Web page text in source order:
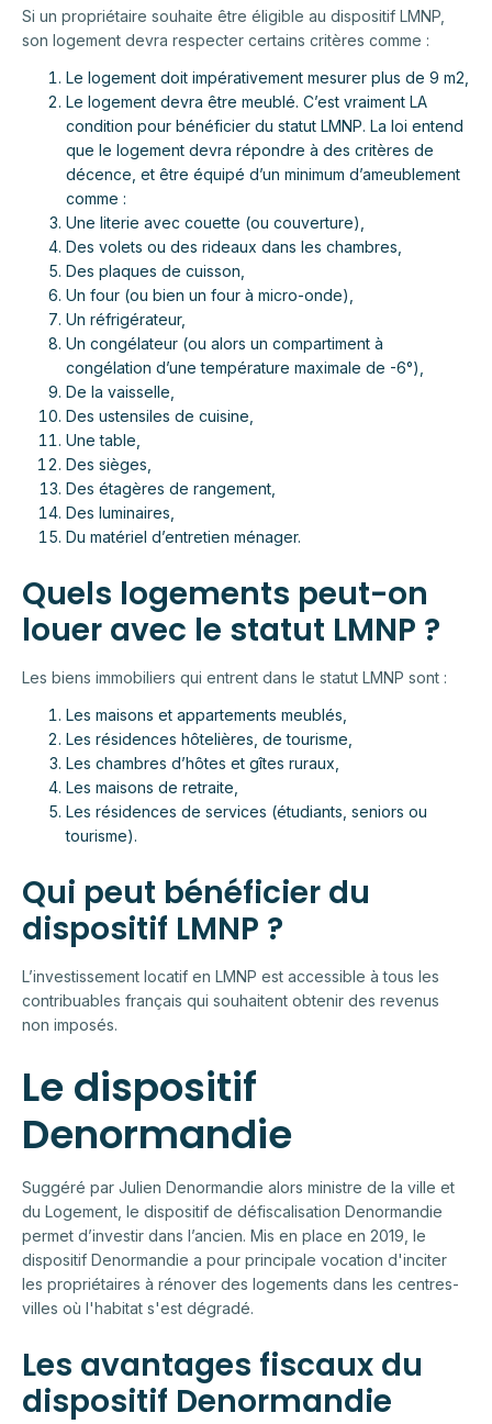
Si un propriétaire souhaite être éligible au dispositif LMNP,
son logement devra respecter certains critères comme :
Le logement doit impérativement mesurer plus de 9 m2,
Le logement devra être meublé. C’est vraiment LA
condition pour bénéficier du statut LMNP. La loi entend
que le logement devra répondre à des critères de
décence, et être équipé d’un minimum d’ameublement
comme :
Une literie avec couette (ou couverture),
Des volets ou des rideaux dans les chambres,
Des plaques de cuisson,
Un four (ou bien un four à micro-onde),
Un réfrigérateur,
Un congélateur (ou alors un compartiment à
congélation d’une température maximale de -6°),
De la vaisselle,
Des ustensiles de cuisine,
Une table,
Des sièges,
Des étagères de rangement,
Des luminaires,
Du matériel d’entretien ménager.
Quels logements peut-on
louer avec le statut LMNP ?
Les biens immobiliers qui entrent dans le statut LMNP sont :
Les maisons et appartements meublés,
Les résidences hôtelières, de tourisme,
Les chambres d’hôtes et gîtes ruraux,
Les maisons de retraite,
Les résidences de services (étudiants, seniors ou
tourisme).
Qui peut bénéficier du
dispositif LMNP ?
L’investissement locatif en LMNP est accessible à tous les
contribuables français qui souhaitent obtenir des revenus
non imposés.
Le dispositif
Denormandie
Suggéré par Julien Denormandie alors ministre de la ville et
du Logement, le dispositif de défiscalisation Denormandie
permet d’investir dans l’ancien. Mis en place en 2019, le
dispositif Denormandie a pour principale vocation d'inciter
les propriétaires à rénover des logements dans les centres-
villes où l'habitat s'est dégradé.
Les avantages fiscaux du
dispositif Denormandie